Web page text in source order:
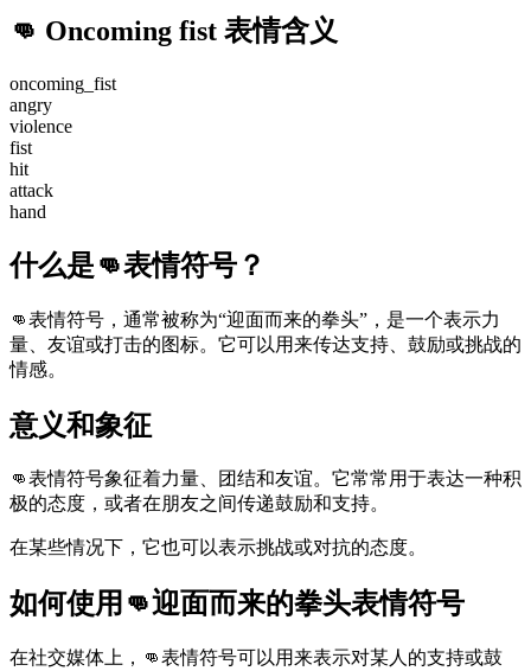
👊 Oncoming fist 表情含义
oncoming_fist
angry
violence
fist
hit
attack
hand
什么是👊表情符号？
👊表情符号，通常被称为“迎面而来的拳头”，是一个表示力
量、友谊或打击的图标。它可以用来传达支持、鼓励或挑战的
情感。
意义和象征
👊表情符号象征着力量、团结和友谊。它常常用于表达一种积
极的态度，或者在朋友之间传递鼓励和支持。
在某些情况下，它也可以表示挑战或对抗的态度。
如何使用👊迎面而来的拳头表情符号
在社交媒体上，👊表情符号可以用来表示对某人的支持或鼓